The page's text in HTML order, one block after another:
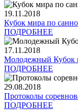
19.11.2018
Кубок мира по
ПОДРОБНЕЕ
17.11.2018
Молодежный Кубок
ПОДРОБНЕЕ
29.08.2018
Протоколы
ПОДРОБНЕЕ